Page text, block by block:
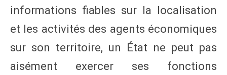
informations fiables sur la localisation
et les activités des agents économiques
sur son territoire, un État ne peut pas
aisément exercer ses fonctions